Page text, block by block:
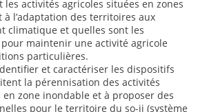
les activités agricoles situées en zones
l’adaptation des territoires aux
climatique et quelles sont les
maintenir une activité agricole
particulières.
et caractériser les dispositifs
la pérennisation des activités
zone inondable et à proposer des
pour le territoire du so-ii (système